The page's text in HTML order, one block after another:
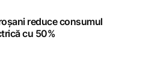
reduce consumul
cu 50%